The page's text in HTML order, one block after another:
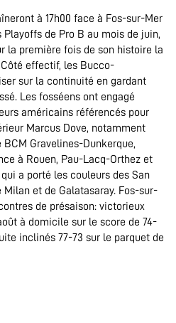
à 17h00 face à Fos-sur-Mer
Playoffs de Pro B au mois de juin,
la première fois de son histoire la
effectif, les Bucco-
sur la continuité en gardant
Les fosséens ont engagé
américains référencés pour
Marcus Dove, notamment
BCM Gravelines-Dunkerque,
à Rouen, Pau-Lacq-Orthez et
a porté les couleurs des San
Milan et de Galatasaray. Fos-sur-
de présaison: victorieux
à domicile sur le score de 74-
inclinés 77-73 sur le parquet de